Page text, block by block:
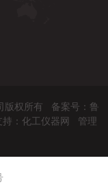
版权所有 备案号：鲁
： 化工仪器网
管理